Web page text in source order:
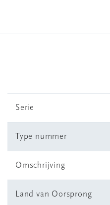
Serie
Type nummer
Omschrijving
Land van Oorsprong